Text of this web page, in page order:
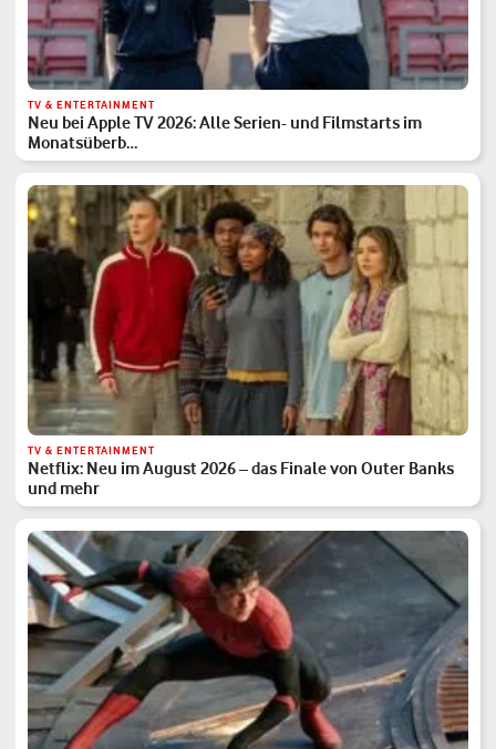
TV & ENTERTAINMENT
Neu bei Apple TV 2026: Alle Serien- und Filmstarts im
Monatsüberb…
TV & ENTERTAINMENT
Netflix: Neu im August 2026 – das Finale von Outer Banks
und mehr